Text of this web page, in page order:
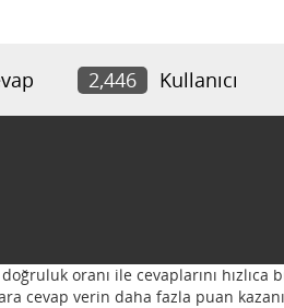
2,446 Kullanıcı
oranı ile cevaplarını
cevap verin daha fazla puan